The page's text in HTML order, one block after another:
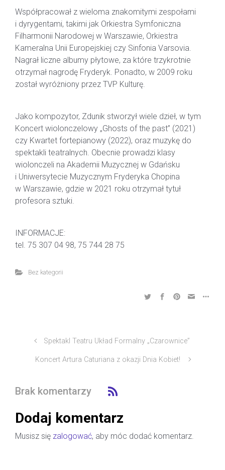
Współpracował z wieloma znakomitymi zespołami
i dyrygentami, takimi jak Orkiestra Symfoniczna
Filharmonii Narodowej w Warszawie, Orkiestra
Kameralna Unii Europejskiej czy Sinfonia Varsovia.
Nagrał liczne albumy płytowe, za które trzykrotnie
otrzymał nagrodę Fryderyk. Ponadto, w 2009 roku
został wyróżniony przez TVP Kulturę.
Jako kompozytor, Zdunik stworzył wiele dzieł, w tym
Koncert wiolonczelowy „Ghosts of the past” (2021)
czy Kwartet fortepianowy (2022), oraz muzykę do
spektakli teatralnych. Obecnie prowadzi klasy
wiolonczeli na Akademii Muzycznej w Gdańsku
i Uniwersytecie Muzycznym Fryderyka Chopina
w Warszawie, gdzie w 2021 roku otrzymał tytuł
profesora sztuki.
INFORMACJE:
tel. 75 307 04 98, 75 744 28 75
Bez kategorii
Spektakl Teatru Układ Formalny „Czarownice”
Koncert Artura Caturiana z okazji Dnia Kobiet!
Brak komentarzy
Dodaj komentarz
Musisz się zalogować, aby móc dodać komentarz.